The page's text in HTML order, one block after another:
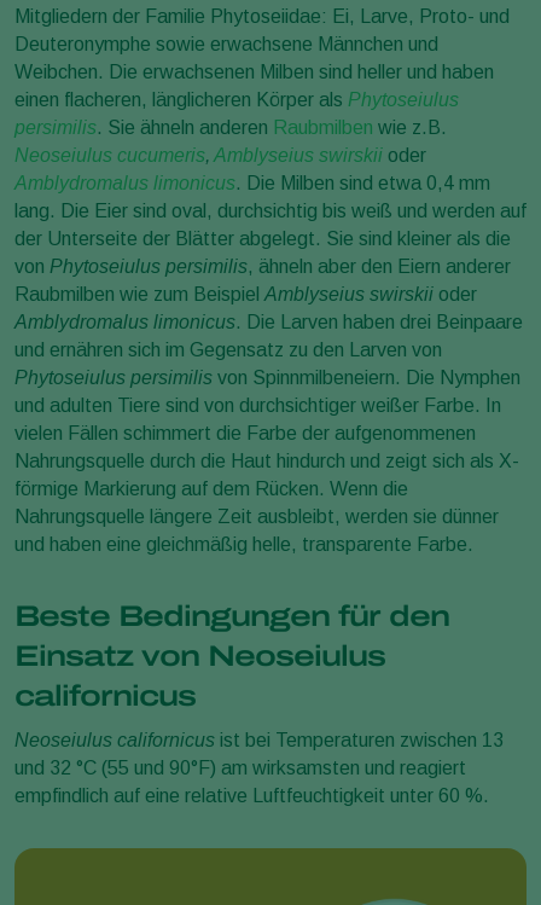
Mitgliedern der Familie Phytoseiidae: Ei, Larve, Proto- und
Deuteronymphe sowie erwachsene Männchen und
Weibchen. Die erwachsenen Milben sind heller und haben
einen flacheren, länglicheren Körper als Phytoseiulus
persimilis. Sie ähneln anderen Raubmilben wie z.B.
Neoseiulus cucumeris, Amblyseius swirskii oder
Amblydromalus limonicus. Die Milben sind etwa 0,4 mm
lang. Die Eier sind oval, durchsichtig bis weiß und werden auf
der Unterseite der Blätter abgelegt. Sie sind kleiner als die
von Phytoseiulus persimilis, ähneln aber den Eiern anderer
Raubmilben wie zum Beispiel Amblyseius swirskii oder
Amblydromalus limonicus. Die Larven haben drei Beinpaare
und ernähren sich im Gegensatz zu den Larven von
Phytoseiulus persimilis von Spinnmilbeneiern. Die Nymphen
und adulten Tiere sind von durchsichtiger weißer Farbe. In
vielen Fällen schimmert die Farbe der aufgenommenen
Nahrungsquelle durch die Haut hindurch und zeigt sich als X-
förmige Markierung auf dem Rücken. Wenn die
Nahrungsquelle längere Zeit ausbleibt, werden sie dünner
und haben eine gleichmäßig helle, transparente Farbe.
Beste Bedingungen für den
Einsatz von Neoseiulus
californicus
Neoseiulus californicus ist bei Temperaturen zwischen 13
und 32 °C (55 und 90°F) am wirksamsten und reagiert
empfindlich auf eine relative Luftfeuchtigkeit unter 60 %.